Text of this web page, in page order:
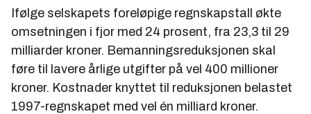
Ifølge selskapets foreløpige regnskapstall økte
omsetningen i fjor med 24 prosent, fra 23,3 til 29
milliarder kroner. Bemanningsreduksjonen skal
føre til lavere årlige utgifter på vel 400 millioner
kroner. Kostnader knyttet til reduksjonen belastet
1997-regnskapet med vel én milliard kroner.